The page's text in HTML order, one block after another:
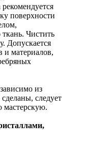
поверхности
Чистить
Допускается
и материалов,
из
следует
мастерскую.